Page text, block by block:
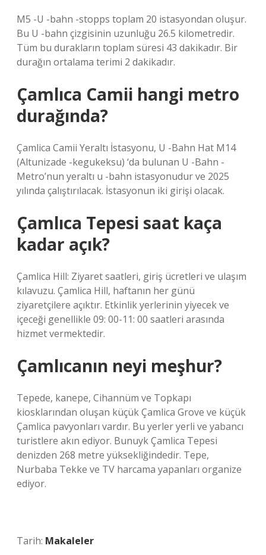
M5 -U -bahn -stopps toplam 20 istasyondan oluşur.
Bu U -bahn çizgisinin uzunluğu 26.5 kilometredir.
Tüm bu durakların toplam süresi 43 dakikadır. Bir
durağın ortalama terimi 2 dakikadır.
Çamlıca Camii hangi metro
durağında?
Çamlica Camii Yeraltı İstasyonu, U -Bahn Hat M14
(Altunizade -kegukeksu) ‘da bulunan U -Bahn -
Metro’nun yeraltı u -bahn istasyonudur ve 2025
yılında çalıştırılacak. İstasyonun iki girişi olacak.
Çamlıca Tepesi saat kaça
kadar açık?
Çamlica Hill: Ziyaret saatleri, giriş ücretleri ve ulaşım
kılavuzu. Çamlica Hill, haftanın her günü
ziyaretçilere açıktır. Etkinlik yerlerinin yiyecek ve
içeceği genellikle 09: 00-11: 00 saatleri arasında
hizmet vermektedir.
Çamlıcanın neyi meşhur?
Tepede, kanepe, Cihannüm ve Topkapı
kiosklarından oluşan küçük Çamlica Grove ve küçük
Çamlica pavyonları vardır. Bu yerler yerli ve yabancı
turistlere akın ediyor. Bunuyk Çamlica Tepesi
denizden 268 metre yüksekliğindedir. Tepe,
Nurbaba Tekke ve TV harcama yapanları organize
ediyor.
Tarih: Makaleler